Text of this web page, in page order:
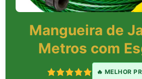
Mangueira de
Metros com
🔥 MELHOR